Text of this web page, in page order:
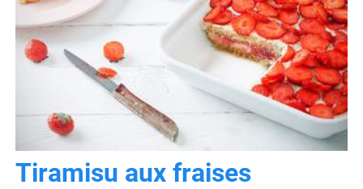
Tiramisu aux fraises